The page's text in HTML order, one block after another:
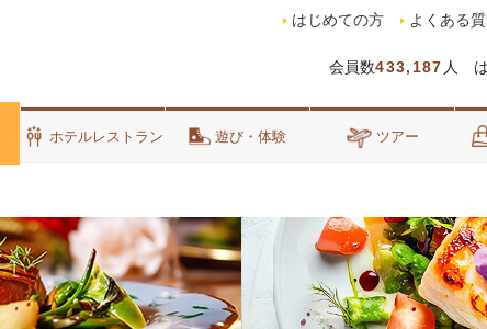
会員数433,187 人
はじめての方 よくある
ホテルレストラン 遊び・体験 ツアー